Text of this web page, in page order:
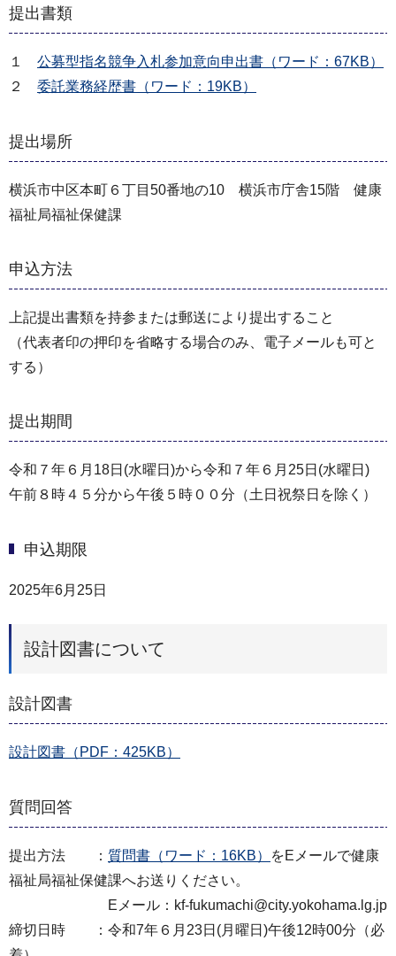
提出書類
１ 公募型指名競争入札参加意向申出書（ワード：67KB）
２ 委託業務経歴書（ワード：19KB）
提出場所
横浜市中区本町６丁目50番地の10 横浜市庁舎15階 健康
福祉局福祉保健課
申込方法
上記提出書類を持参または郵送により提出すること
（代表者印の押印を省略する場合のみ、電子メールも可と
する）
提出期間
令和７年６月18日(水曜日)から令和７年６月25日(水曜日)
午前８時４５分から午後５時００分（土日祝祭日を除く）
申込期限
2025年6月25日
設計図書について
設計図書
設計図書（PDF：425KB）
質問回答
提出方法 ： 質問書（ワード：16KB）
をEメールで健康
福祉局福祉保健課へお送りください。
Eメール：kf-fukumachi@city.yokohama.lg.jp
締切日時 ：令和7年６月23日(月曜日)午後12時00分（必